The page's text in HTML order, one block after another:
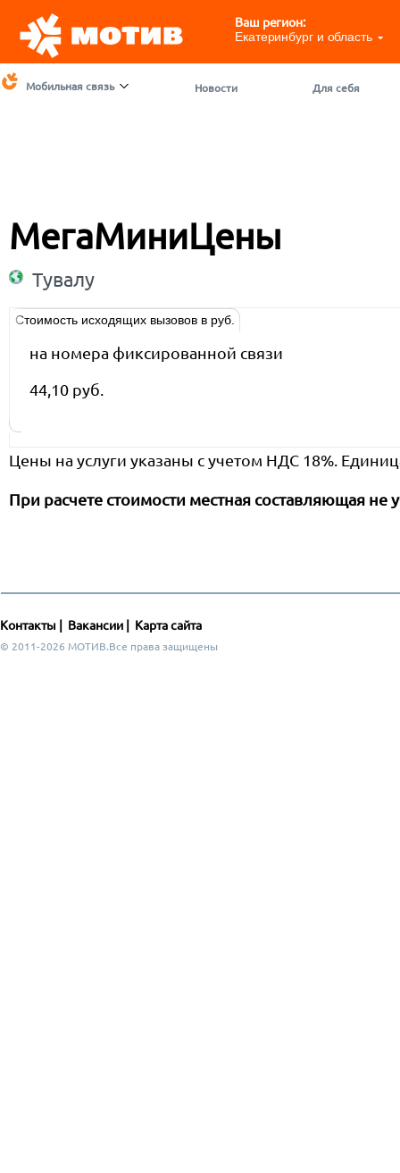
Ваш регион:
Екатеринбург и область
Мобильная связь Новости Для себя
МегаМиниЦены
Тувалу
Стоимость исходящих вызовов в руб.
на номера фиксированной связи
44,10 руб.
Цены на услуги указаны с учетом НДС 18%.
При расчете стоимости местная составляющая не
Контакты Вакансии Карта сайта
© 2011-2026 МОТИВ.Все права защищены